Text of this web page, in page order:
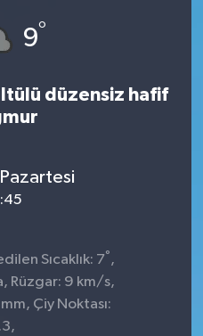
9°
düzensiz hafif
Sıcaklık: 7° ,
Rüzgar: 9 km/s,
Çiy Noktası: